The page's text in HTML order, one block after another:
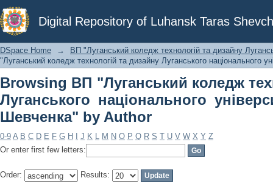
Digital Repository of Luhansk Taras
Browsing ВП "Луганський
національного університету імені
DSpace Home →
ВП "Луганський коледж технологій та дизайну
"Луганський коледж технологій та дизайну Луганського національного
Browsing ВП "Луганський коледж
Луганського національного
Шевченка" by Author
0-9 A B C D E F G H J K L M N O P Q R S T U V W X Y Z
Or enter first few letters:
Order: Results: